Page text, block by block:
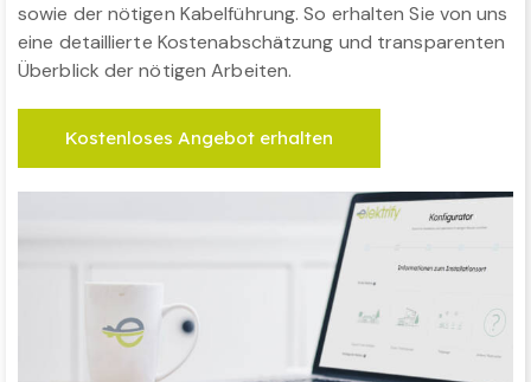
sowie der nötigen Kabelführung. So erhalten Sie von uns
eine detaillierte Kostenabschätzung und transparenten
Überblick der nötigen Arbeiten.
Kostenloses Angebot erhalten